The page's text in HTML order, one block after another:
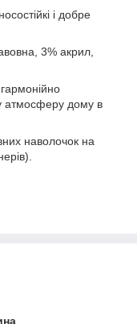
і добре
3% акрил,
атмосферу дому в
наволочок на